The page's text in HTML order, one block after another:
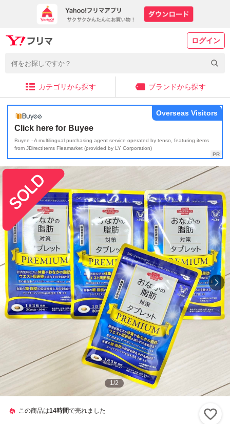
ログイン
カテゴリから探す ブランドから探す
Click here for Buyee
Buyee - A multilingual purchasing agent service operated by tenso, featuring items
from JDirectItems Fleamarket (provided by LY Corporation)
Overseas Visitors
1/2
この商品は14時間で売れました